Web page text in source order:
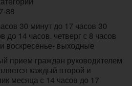
88
30 минут до 17 часов 30
до 14 часов. четверг с 8 часов
воскресенье- выходные
прием граждан руководителем
каждый второй и
месяца с 14 часов до 17